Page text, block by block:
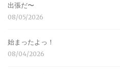
出張だ〜
08/05/2026
始まったよっ！
08/04/2026